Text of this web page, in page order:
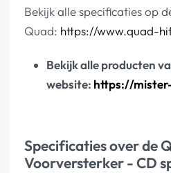
Bekijk alle specificaties op
Quad: https://www.quad-
Bekijk alle producten
website: https://
Specificaties over de
Voorversterker - CD